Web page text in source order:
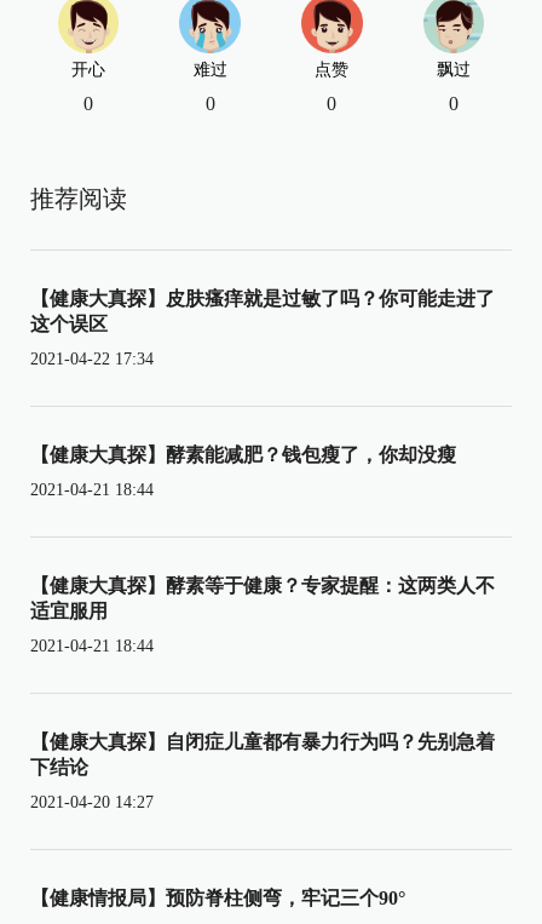
开心
0
难过
0
点赞
0
飘过
0
推荐阅读
【健康大真探】皮肤瘙痒就是过敏了吗？你可能走进了
这个误区
2021-04-22 17:34
【健康大真探】酵素能减肥？钱包瘦了，你却没瘦
2021-04-21 18:44
【健康大真探】酵素等于健康？专家提醒：这两类人不
适宜服用
2021-04-21 18:44
【健康大真探】自闭症儿童都有暴力行为吗？先别急着
下结论
2021-04-20 14:27
【健康情报局】预防脊柱侧弯，牢记三个90°